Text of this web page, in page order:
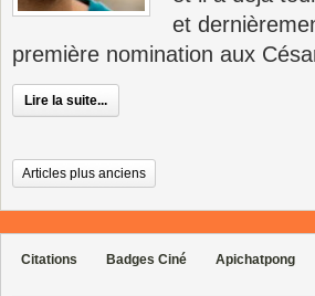
et
première nomination aux
Lire la suite...
Articles plus anciens
Citations Badges Ciné Apichatpong